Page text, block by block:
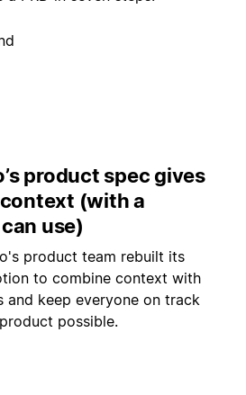
product spec gives
(with a
use)
product team rebuilt its
to combine context with
and keep everyone on track
possible.